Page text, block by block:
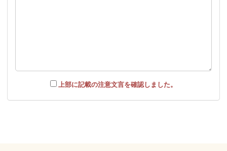
上部に記載の注意文言を確認しました。